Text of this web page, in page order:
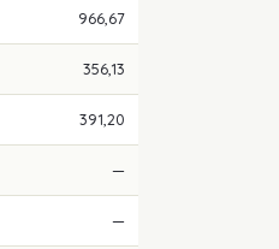
966,67
356,13
391,20
—
—